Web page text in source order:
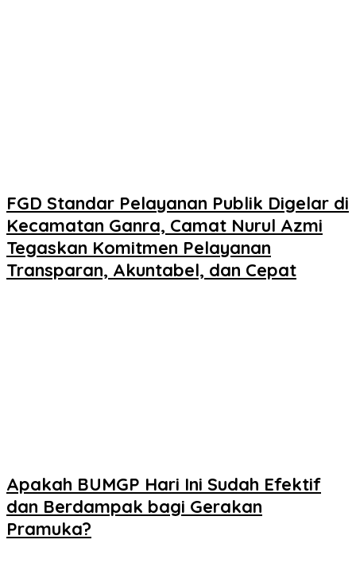
FGD Standar Pelayanan Publik Digelar di
Kecamatan Ganra, Camat Nurul Azmi
Tegaskan Komitmen Pelayanan
Transparan, Akuntabel, dan Cepat
Apakah BUMGP Hari Ini Sudah Efektif
dan Berdampak bagi Gerakan
Pramuka?